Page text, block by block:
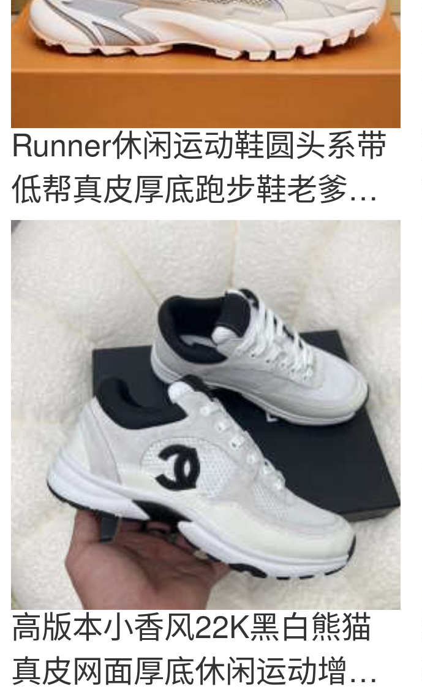
Runner休闲运动鞋圆头系带
低帮真皮厚底跑步鞋老爹鞋
男款夏季透气
高版本小香风22K黑白熊猫
真皮网面厚底休闲运动增高